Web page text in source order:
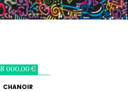
8 000,00 €
CHANOIR